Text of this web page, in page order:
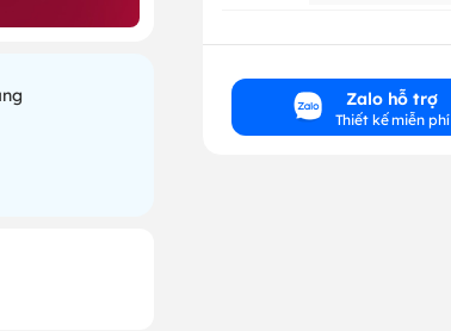
Zalo hỗ trợ
Thiết kế miễn phí